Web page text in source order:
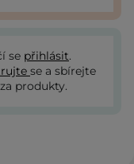
se přihlásit.
se a sbírejte
produkty.